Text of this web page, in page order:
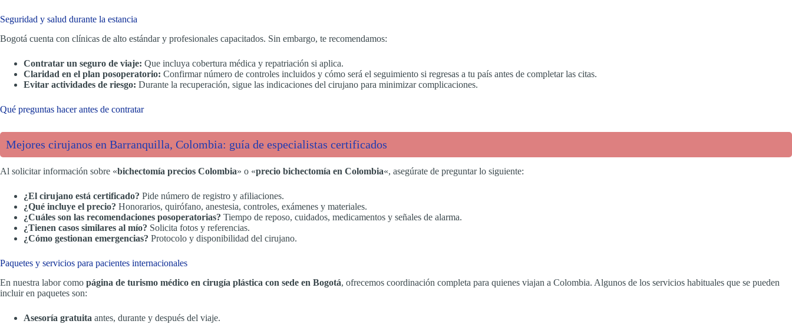
Seguridad y salud durante la estancia
Bogotá cuenta con clínicas de alto estándar y profesionales capacitados. Sin embargo, te recomendamos:
Contratar un seguro de viaje: Que incluya cobertura médica y repatriación si aplica.
Claridad en el plan posoperatorio: Confirmar número de controles incluidos y cómo será el seguimiento si regresas a tu país antes de completar las citas.
Evitar actividades de riesgo: Durante la recuperación, sigue las indicaciones del cirujano para minimizar complicaciones.
Qué preguntas hacer antes de contratar
Mejores cirujanos en Barranquilla, Colombia: guía de especialistas certificados
Al solicitar información sobre «bichectomía precios Colombia» o «precio bichectomía en Colombia«, asegúrate de preguntar lo siguiente:
¿El cirujano está certificado? Pide número de registro y afiliaciones.
¿Qué incluye el precio? Honorarios, quirófano, anestesia, controles, exámenes y materiales.
¿Cuáles son las recomendaciones posoperatorias? Tiempo de reposo, cuidados, medicamentos y señales de alarma.
¿Tienen casos similares al mío? Solicita fotos y referencias.
¿Cómo gestionan emergencias? Protocolo y disponibilidad del cirujano.
Paquetes y servicios para pacientes internacionales
En nuestra labor como página de turismo médico en cirugía plástica con sede en Bogotá, ofrecemos coordinación completa para quienes viajan a Colombia. Algunos de los servicios habituales que se pueden
incluir en paquetes son:
Asesoría gratuita antes, durante y después del viaje.